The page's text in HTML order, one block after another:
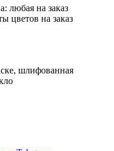
любая на заказ
цветов на заказ
шлифованная